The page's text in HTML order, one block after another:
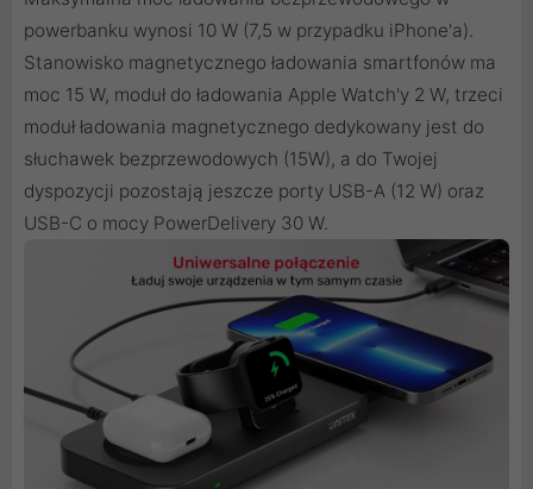
powerbanku wynosi 10 W (7,5 w przypadku iPhone'a).
Stanowisko magnetycznego ładowania smartfonów ma
moc 15 W, moduł do ładowania Apple Watch'y 2 W, trzeci
moduł ładowania magnetycznego dedykowany jest do
słuchawek bezprzewodowych (15W), a do Twojej
dyspozycji pozostają jeszcze porty USB-A (12 W) oraz
USB-C o mocy PowerDelivery 30 W.